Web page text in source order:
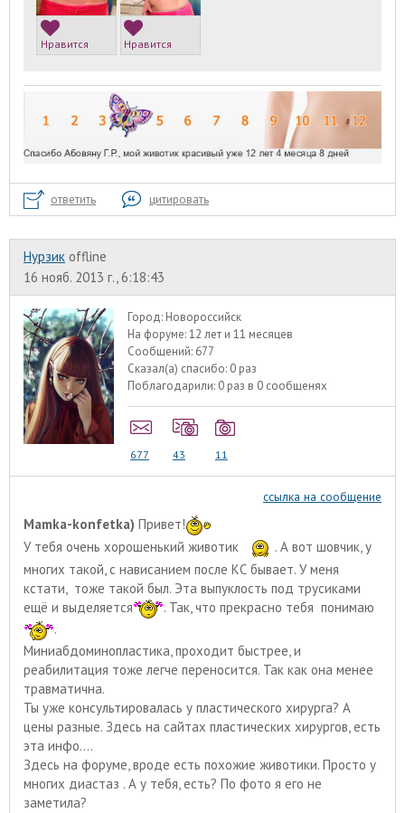
Нравится Нравится
ответить цитировать
Нурзик offline
16 нояб. 2013 г., 6:18:43
Город: Новороссийск
На форуме:12 лет и 11 месяцев
Сообщений: 677
Сказал(а) спасибо: 0 раз
Поблагодарили: 0 раз в 0 сообщенях
677 43 11
ссылка на сообщение
Mamka-konfetka) Привет!
У тебя очень хорошенький животик
. А вот шовчик, у
многих такой, с нависанием после КС бывает. У меня
кстати, тоже такой был. Эта выпуклость под трусиками
ещё и выделяется
. Так, что прекрасно тебя понимаю
.
Миниабдоминопластика, проходит быстрее, и
реабилитация тоже легче переносится. Так как она менее
травматична.
Ты уже консультировалась у пластического хирурга? А
цены разные. Здесь на сайтах пластических хирургов, есть
эта инфо....
Здесь на форуме, вроде есть похожие животики. Просто у
многих диастаз . А у тебя, есть? По фото я его не
заметила?